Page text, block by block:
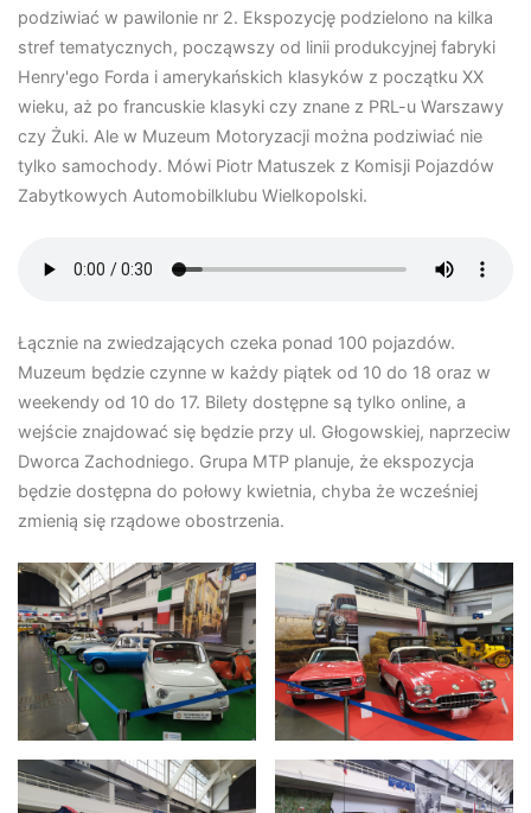
podziwiać w pawilonie nr 2. Ekspozycję podzielono na kilka
stref tematycznych, począwszy od linii produkcyjnej fabryki
Henry'ego Forda i amerykańskich klasyków z początku XX
wieku, aż po francuskie klasyki czy znane z PRL-u Warszawy
czy Żuki. Ale w Muzeum Motoryzacji można podziwiać nie
tylko samochody. Mówi Piotr Matuszek z Komisji Pojazdów
Zabytkowych Automobilklubu Wielkopolski.
Łącznie na zwiedzających czeka ponad 100 pojazdów.
Muzeum będzie czynne w każdy piątek od 10 do 18 oraz w
weekendy od 10 do 17. Bilety dostępne są tylko online, a
wejście znajdować się będzie przy ul. Głogowskiej, naprzeciw
Dworca Zachodniego. Grupa MTP planuje, że ekspozycja
będzie dostępna do połowy kwietnia, chyba że wcześniej
zmienią się rządowe obostrzenia.